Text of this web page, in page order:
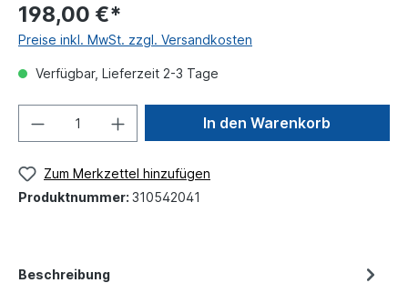
198,00 €*
Preise inkl. MwSt. zzgl. Versandkosten
Verfügbar, Lieferzeit 2-3 Tage
In den Warenkorb
Zum Merkzettel hinzufügen
Produktnummer: 310542041
Beschreibung